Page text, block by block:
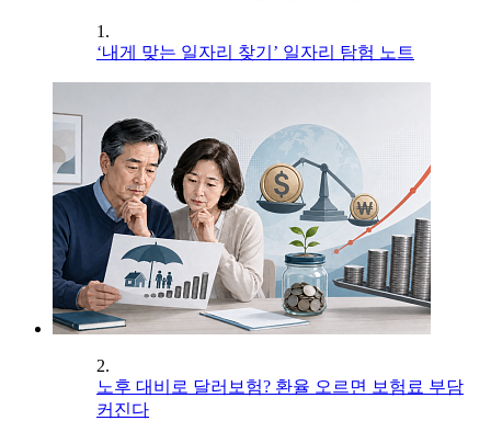
1.
‘내게 맞는 일자리 찾기’ 일자리 탐험 노트
2.
노후 대비로 달러보험? 환율 오르면 보험료 부담
커진다